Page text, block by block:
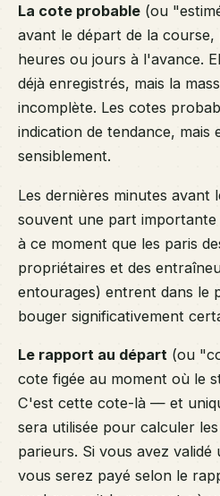
La cote probable (ou
avant le départ de la course,
heures ou jours à l'avance.
déjà enregistrés, mais la
incomplète. Les cotes
indication de tendance, mais
sensiblement.
Les dernières minutes
souvent une part importante
à ce moment que les paris
propriétaires et des
entourages) entrent dans le
bouger significativement
Le rapport au départ (ou
cote figée au moment où le
C'est cette cote-là — et
sera utilisée pour calculer
parieurs. Si vous avez
vous serez payé selon le